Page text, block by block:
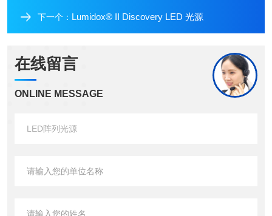
下一个： Lumidox® II Discovery LED 光源
在线留言
ONLINE MESSAGE